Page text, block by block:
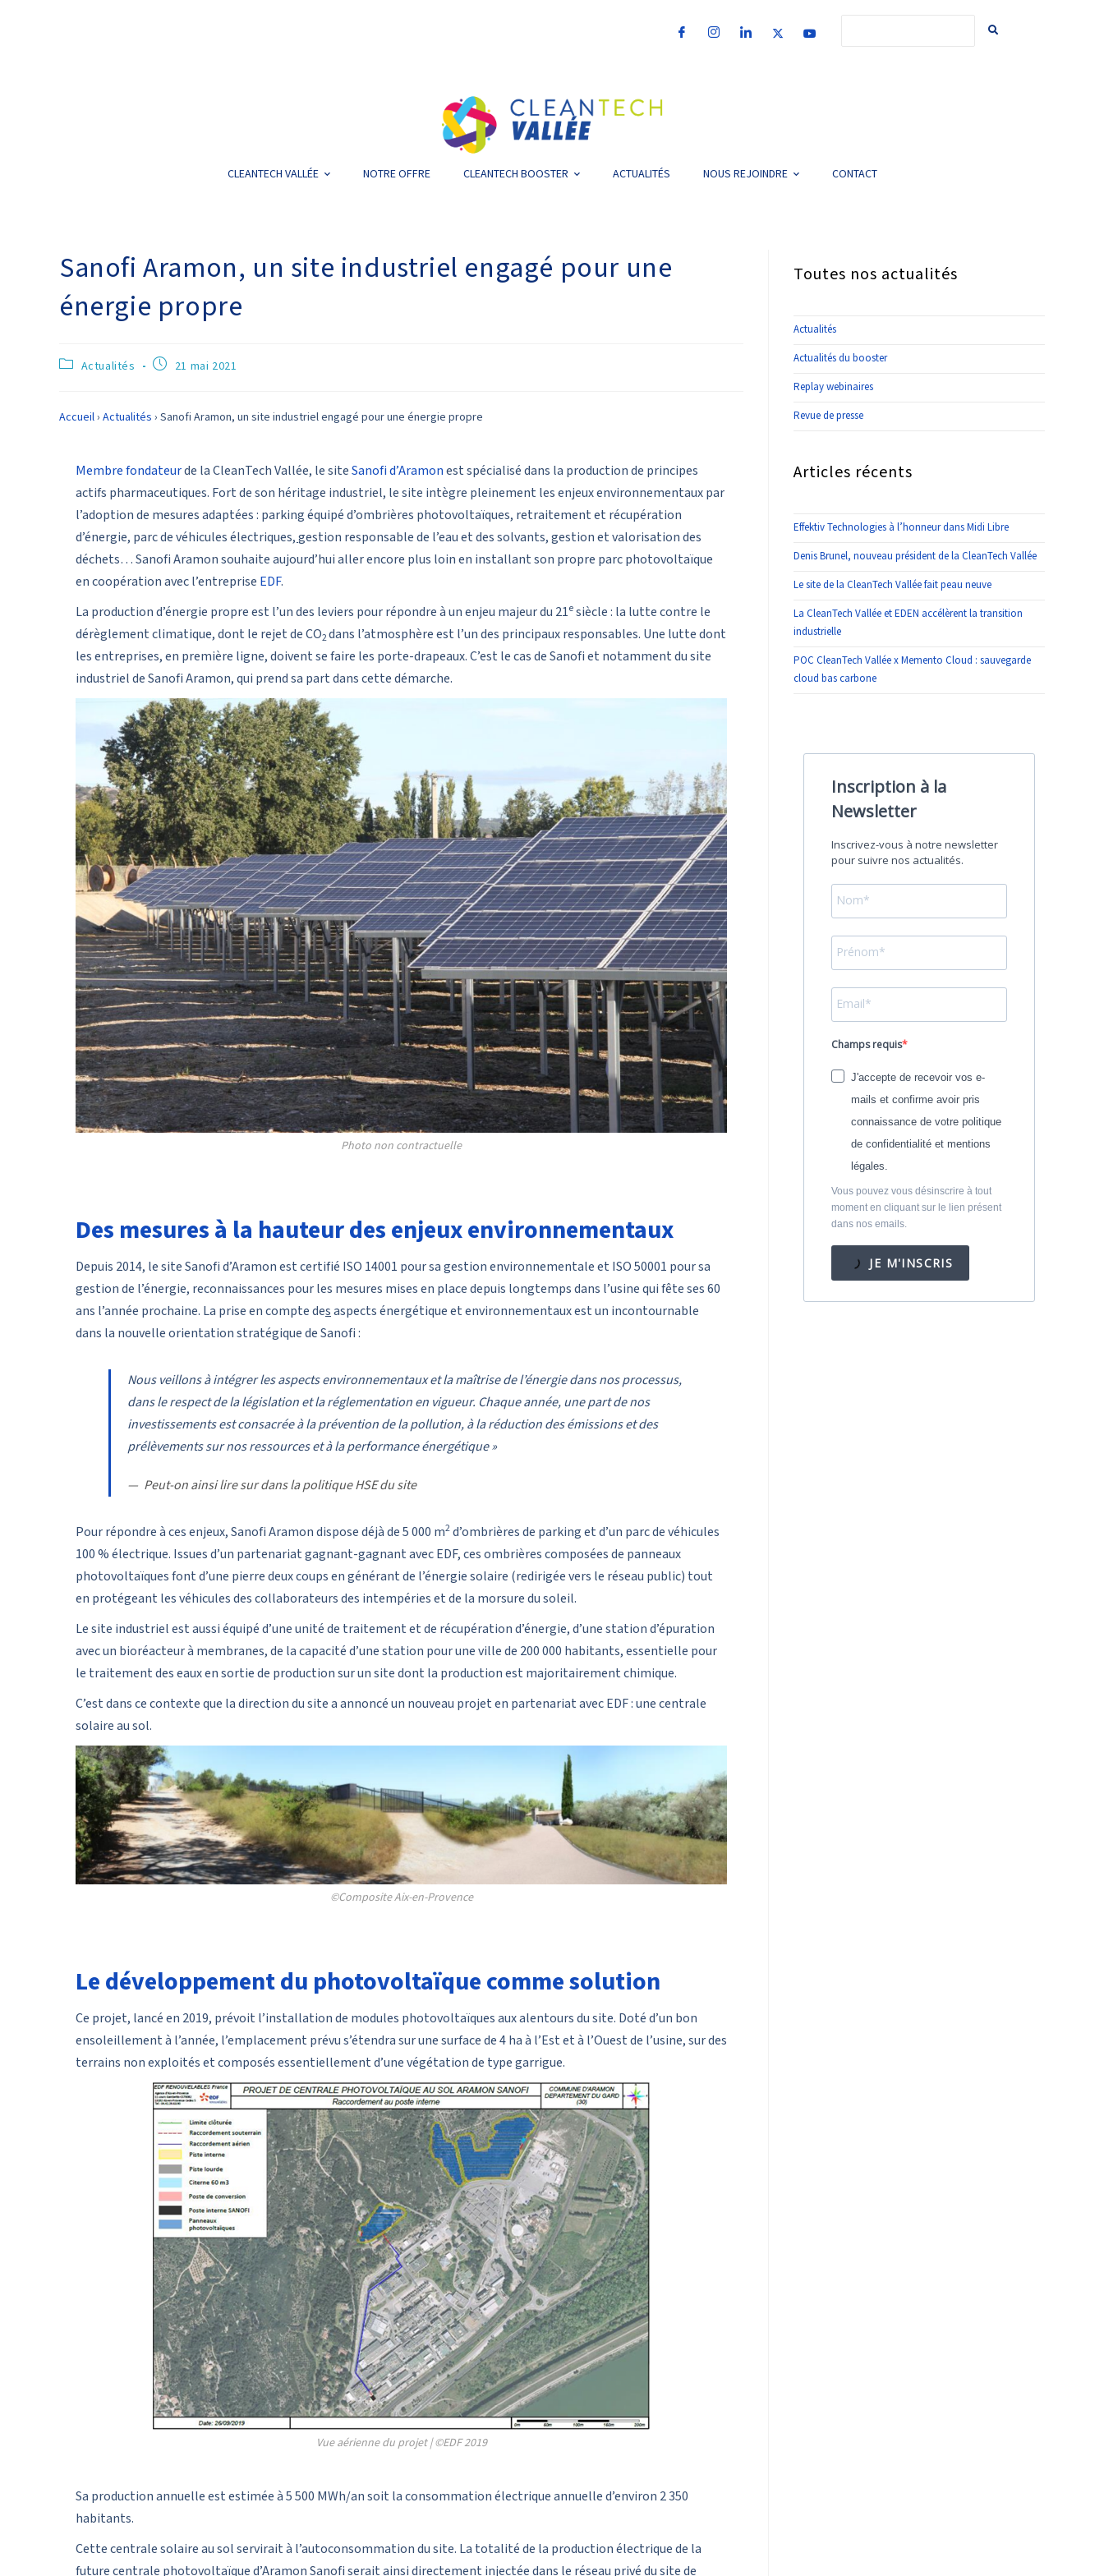
CLEANTECH VALLÉE NOTRE OFFRE CLEANTECH BOOSTER ACTUALITÉS NOUS REJOINDRE CONTACT
Sanofi Aramon, un site industriel engagé pour une
énergie propre
Actualités 21 mai 2021
Accueil› Actualités › Sanofi Aramon, un site industriel engagé pour une énergie propre
Membre fondateurde la CleanTech Vallée, le siteSanofi d’Aramonest spécialisé dans la production de principes
actifs pharmaceutiques. Fort de son héritage industriel, le site intègre pleinement les enjeux environnementaux par
l’adoption de mesures adaptées : parking équipé d’ombrières photovoltaïques, retraitement et récupération
d’énergie, parc de véhicules électriques,gestion responsable de l’eau et des solvants, gestion et valorisation des
déchets… Sanofi Aramon souhaite aujourd’hui aller encore plus loin en installant son propre parc photovoltaïque
en coopération avec l’entreprise EDF.
La production d’énergie propre est l’un des leviers pour répondre à un enjeu majeur du 21e siècle : la lutte contre le
dérèglement climatique, dont le rejet de CO2dans l’atmosphère est l’un des principaux responsables. Une lutte dont
les entreprises, en première ligne, doivent se faire les porte-drapeaux. C’est le cas de Sanofi et notamment du site
industriel de Sanofi Aramon, qui prend sa part dans cette démarche.
Photo non contractuelle
Des mesures à la hauteur des enjeux environnementaux
Depuis 2014, le site Sanofi d’Aramon est certifié ISO 14001 pour sa gestion environnementale et ISO 50001 pour sa
gestion de l’énergie, reconnaissances pour les mesures mises en place depuis longtemps dans l’usine qui fête ses 60
ans l’année prochaine. La prise en compte desaspects énergétique et environnementaux est un incontournable
dans la nouvelle orientation stratégique de Sanofi :
Nous veillons à intégrer les aspects environnementaux et la maîtrise de l’énergie dans nos processus,
dans le respect de la législation et la réglementation en vigueur. Chaque année, une part de nos
investissements est consacrée à la prévention de la pollution, à la réduction des émissions et des
prélèvements sur nos ressources et à la performance énergétique »
Peut-on ainsi lire sur dans la politique HSE du site
Pour répondre à ces enjeux, Sanofi Aramon dispose déjà de 5 000 m2 d’ombrières de parking et d’un parc de véhicules
100 % électrique. Issues d’un partenariat gagnant-gagnant avec EDF, ces ombrières composées de panneaux
photovoltaïques font d’une pierre deux coups en générant de l’énergie solaire (redirigée vers le réseau public) tout
en protégeant les véhicules des collaborateurs des intempéries et de la morsure du soleil.
Le site industriel est aussi équipé d’une unité de traitement et de récupération d’énergie, d’une station d’épuration
avec un bioréacteur à membranes, de la capacité d’une station pour une ville de 200 000 habitants, essentielle pour
le traitement des eaux en sortie de production sur un site dont la production est majoritairement chimique.
C’est dans ce contexte que la direction du site a annoncé un nouveau projet en partenariat avec EDF : une centrale
solaire au sol.
©Composite Aix-en-Provence
Le développement du photovoltaïque comme solution
Ce projet, lancé en 2019, prévoit l’installation de modules photovoltaïques aux alentours du site. Doté d’un bon
ensoleillement à l’année, l’emplacement prévu s’étendra sur une surface de 4 ha à l’Est et à l’Ouest de l’usine, sur des
terrains non exploités et composés essentiellement d’une végétation de type garrigue.
Vue aérienne du projet | ©EDF 2019
Sa production annuelle est estimée à 5 500 MWh/an soit la consommation électrique annuelle d’environ 2 350
habitants.
Cette centrale solaire au sol servirait à l’autoconsommation du site. La totalité de la production électrique de la
future centrale photovoltaïque d’Aramon Sanofi serait ainsi directement injectée dans le réseau privé du site de
Toutes nos actualités
Actualités
Actualités du booster
Replay webinaires
Revue de presse
Articles récents
Effektiv Technologies à l’honneur dans Midi Libre
Denis Brunel, nouveau président de la CleanTech Vallée
Le site de la CleanTech Vallée fait peau neuve
La CleanTech Vallée et EDEN accélèrent la transition
industrielle
POC CleanTech Vallée x Memento Cloud : sauvegarde
cloud bas carbone
Inscription à la
Newsletter
Inscrivez-vous à notre newsletter
pour suivre nos actualités.
Champs requis
J'accepte de recevoir vos e-
mails et confirme avoir pris
connaissance de votre politique
de confidentialité et mentions
légales.
Vous pouvez vous désinscrire à tout
moment en cliquant sur le lien présent
dans nos emails.
JE M'INSCRIS